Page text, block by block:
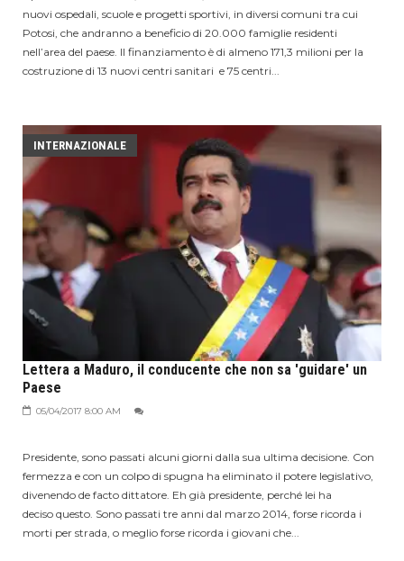
nuovi ospedali, scuole e progetti sportivi, in ​​diversi comuni tra cui
Potosi, che andranno a beneficio di 20.000 famiglie residenti
nell’area del paese. Il finanziamento è di almeno 171,3 milioni per la
costruzione di 13 nuovi centri sanitari e 75 centri...
INTERNAZIONALE
Lettera a Maduro, il conducente che non sa 'guidare' un
Paese
05/04/2017 8:00 AM
Presidente, sono passati alcuni giorni dalla sua ultima decisione. Con
fermezza e con un colpo di spugna ha eliminato il potere legislativo,
divenendo de facto dittatore. Eh già presidente, perché lei ha
deciso questo. Sono passati tre anni dal marzo 2014, forse ricorda i
morti per strada, o meglio forse ricorda i giovani che...